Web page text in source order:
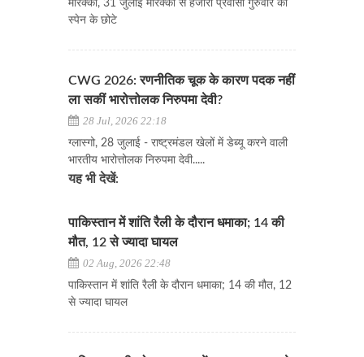
मोरक्को, 31 जुलाई मोरक्को से हजारों प्रवासी गुरुवार को
स्पेन के छोटे
CWG 2026: रणनीतिक चूक के कारण पदक नहीं
ला सकीं भारोत्तोलक निरुपमा देवी?
28 Jul, 2026 22:18
ग्लास्गो, 28 जुलाई - राष्ट्रमंडल खेलों में डेब्यू करने वाली
भारतीय भारोत्तोलक निरुपमा देवी.....
यह भी देखें:
पाकिस्तान में शांति रैली के दौरान धमाका; 14 की
मौत, 12 से ज्यादा घायल
02 Aug, 2026 22:48
पाकिस्तान में शांति रैली के दौरान धमाका; 14 की मौत, 12
से ज्यादा घायल